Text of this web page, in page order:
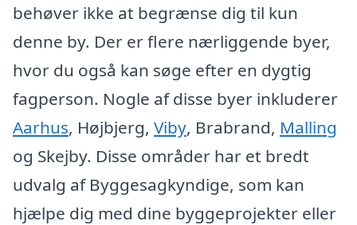
behøver ikke at begrænse dig til kun
denne by. Der er flere nærliggende byer,
hvor du også kan søge efter en dygtig
fagperson. Nogle af disse byer inkluderer
Aarhus, Højbjerg, Viby, Brabrand, Malling
og Skejby. Disse områder har et bredt
udvalg af Byggesagkyndige, som kan
hjælpe dig med dine byggeprojekter eller